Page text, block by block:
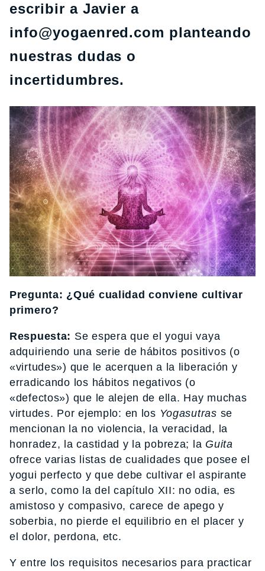
escribir a Javier a
info@yogaenred.com planteando
nuestras dudas o
incertidumbres.
Pregunta: ¿Qué cualidad conviene cultivar
primero?
Respuesta: Se espera que el yogui vaya
adquiriendo una serie de hábitos positivos (o
«virtudes») que le acerquen a la liberación y
erradicando los hábitos negativos (o
«defectos») que le alejen de ella. Hay muchas
virtudes. Por ejemplo: en los Yogasutras se
mencionan la no violencia, la veracidad, la
honradez, la castidad y la pobreza; la Guita
ofrece varias listas de cualidades que posee el
yogui perfecto y que debe cultivar el aspirante
a serlo, como la del capítulo XII: no odia, es
amistoso y compasivo, carece de apego y
soberbia, no pierde el equilibrio en el placer y
el dolor, perdona, etc.
Y entre los requisitos necesarios para practicar